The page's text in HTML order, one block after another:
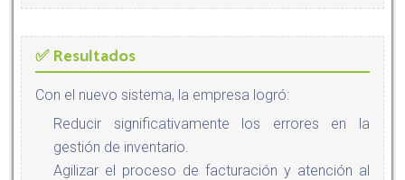
✅ Resultados
Con el nuevo sistema, la empresa logró:
Reducir significativamente los errores en la
gestión de inventario.
Agilizar el proceso de facturación y atención al